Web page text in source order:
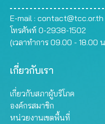
E-mail : contact@tcc.or.th
โทรศัพท์ 0-2938-1502
(เวลาทำการ 09.00 - 18.00
เกี่ยวกับเรา
เกี่ยวกับสภาผู้บริโภค
องค์กรสมาชิก
หน่วยงานเขตพื้นที่